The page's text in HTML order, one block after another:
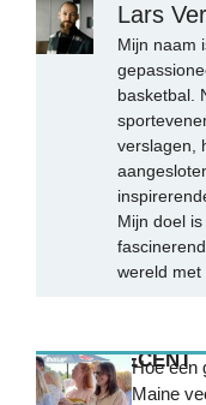
Lars
Mijn naam
basketbal.
verslagen,
Mijn doel
wereld met
MEEST RECENT
Hoe een
Maine